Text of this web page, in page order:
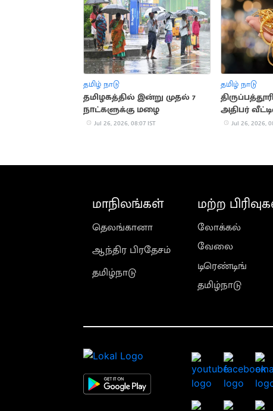
தமிழ் நாடு
தமிழகத்தில் இன்று முதல் 7
நாட்களுக்கு மழை
Jul 26, 2026, 08:07 IST
தமிழ் நாடு
அதிபர்
நகைகள்
Jul 26, 2026,
மாநிலங்கள்
தெலங்கானா
ஆந்திர பிரதேசம்
தமிழ்நாடு
மற்ற
லோக்கல்
வேலை
டிரெண்டிங்
தமிழ்நாடு